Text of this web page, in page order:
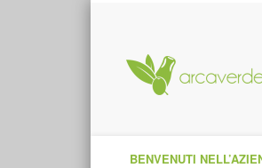
Olio Extravergine di Oliva di
Google+
BENVENUTI